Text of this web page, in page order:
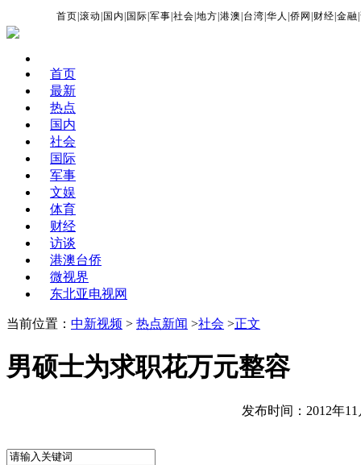
首页 |滚动 国内 国际 |军事 |社会 |地方 |港澳 台湾 |华人 |侨网 财经 |金融 |
首页
最新
热点
国内
社会
国际
军事
文娱
体育
财经
访谈
港澳台侨
微视界
东北亚电视网
当前位置： 中新视频 > 热点新闻 >社会 >正文
男硕士为求职花万元整容
发布时间：2012年11